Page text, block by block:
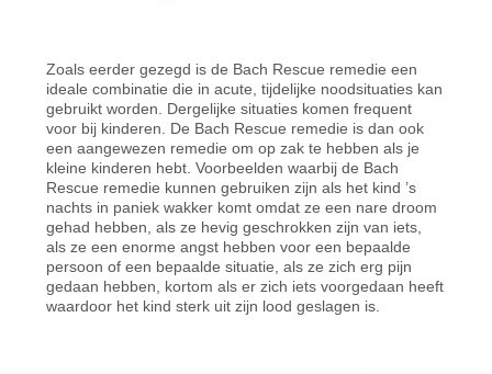
Zoals eerder gezegd is de Bach Rescue remedie een
ideale combinatie die in acute, tijdelijke noodsituaties kan
gebruikt worden. Dergelijke situaties komen frequent
voor bij kinderen. De Bach Rescue remedie is dan ook
een aangewezen remedie om op zak te hebben als je
kleine kinderen hebt. Voorbeelden waarbij de Bach
Rescue remedie kunnen gebruiken zijn als het kind ’s
nachts in paniek wakker komt omdat ze een nare droom
gehad hebben, als ze hevig geschrokken zijn van iets,
als ze een enorme angst hebben voor een bepaalde
persoon of een bepaalde situatie, als ze zich erg pijn
gedaan hebben, kortom als er zich iets voorgedaan heeft
waardoor het kind sterk uit zijn lood geslagen is.